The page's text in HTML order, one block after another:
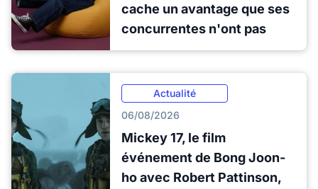
cache un avantage que ses
concurrentes n'ont pas
Actualité
06/08/2026
Mickey 17, le film
événement de Bong Joon-
ho avec Robert Pattinson,